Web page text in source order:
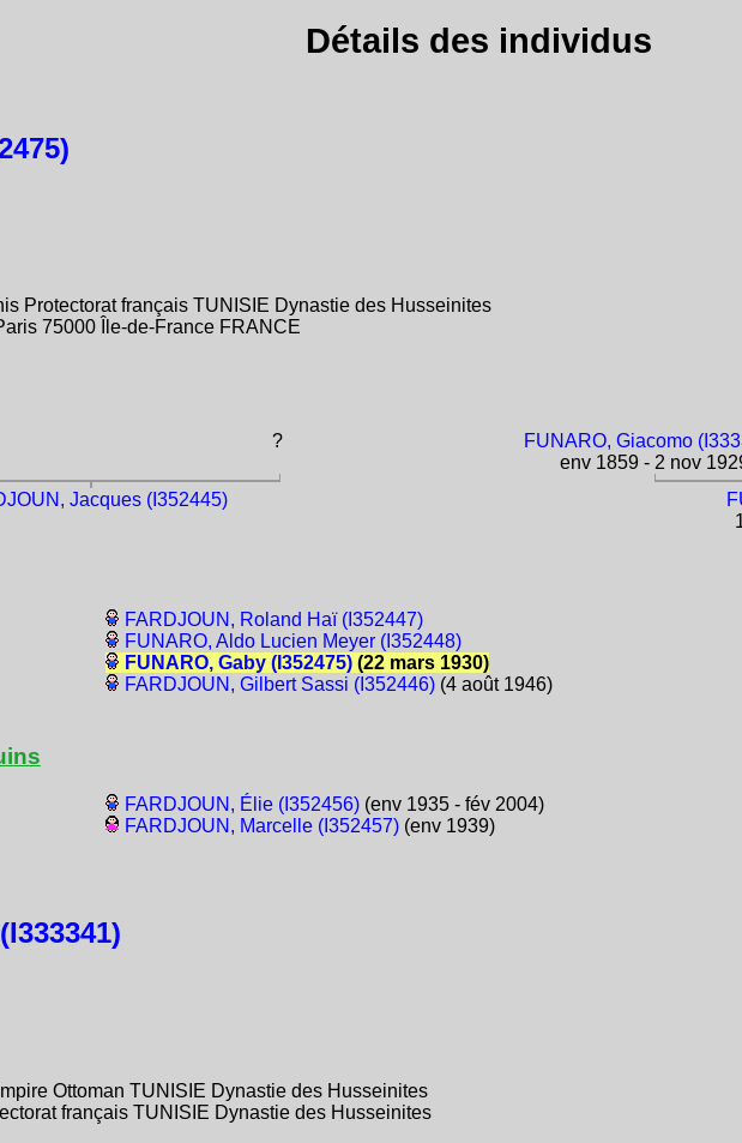
Détails des individus
Protectorat français TUNISIE Dynastie des Husseinites
75000 Île-de-France FRANCE
?
FUNARO, Giacomo
env 1859 - 2 nov
Jacques (I352445)
FARDJOUN, Roland Haï (I352447)
FUNARO, Aldo Lucien Meyer (I352448)
FUNARO, Gaby (I352475) (22 mars 1930)
FARDJOUN, Gilbert Sassi (I352446) (4 août 1946)
FARDJOUN, Élie (I352456) (env 1935 - fév 2004)
FARDJOUN, Marcelle (I352457) (env 1939)
Ottoman TUNISIE Dynastie des Husseinites
français TUNISIE Dynastie des Husseinites